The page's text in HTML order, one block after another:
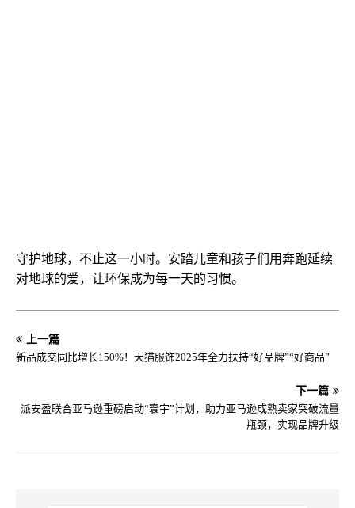
守护地球，不止这一小时。安踏儿童和孩子们用奔跑延续
对地球的爱，让环保成为每一天的习惯。
上一篇
新品成交同比增长150%！天猫服饰2025年全力扶持“好品牌”“好商品”
下一篇
派安盈联合亚马逊重磅启动“寰宇”计划，助力亚马逊成熟卖家突破流量
瓶颈，实现品牌升级